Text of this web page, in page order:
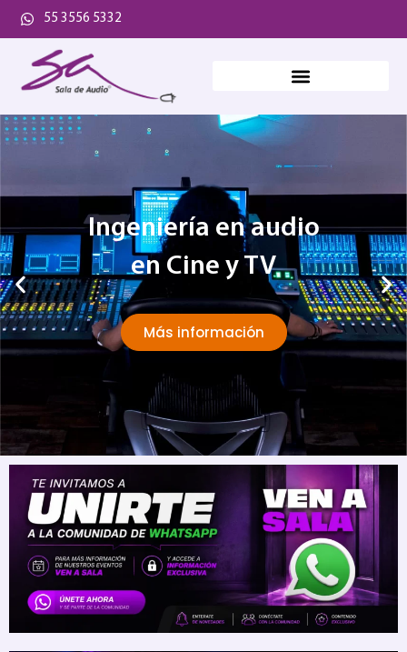
55 3556 5332
Ingeniería en audio
en Cine y TV
Más información